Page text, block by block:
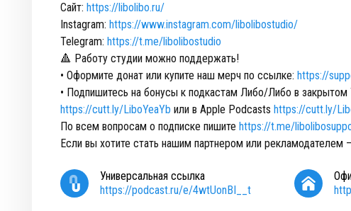
Сайт: https://libolibo.ru/
Instagram: https://www.instagram.com/libolibostudio/
Telegram: https://t.me/libolibostudio
🔺 Работу студии можно поддержать!
• Оформите донат или купите наш мерч по ссылке: https://
• Подпишитесь на бонусы к подкастам Либо/Либо в закрытом
https://cutt.ly/LiboYeaYb или в Apple Podcasts https://cutt.ly/
По всем вопросам о подписке пишите https://t.me/
Если вы хотите стать нашим партнером или рекламодателем
Универсальная ссылка
https://podcast.ru/e/4wtUonBI__t